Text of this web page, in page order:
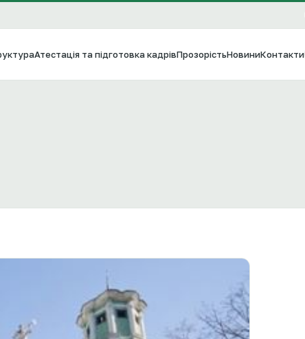
Атестація та підготовка кадрівПрозорістьНовиниКонтакти